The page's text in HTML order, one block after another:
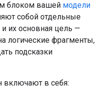
блоком вашей модели
собой отдельные
и их основная цель —
логические фрагменты,
подсказки
включают в себя: